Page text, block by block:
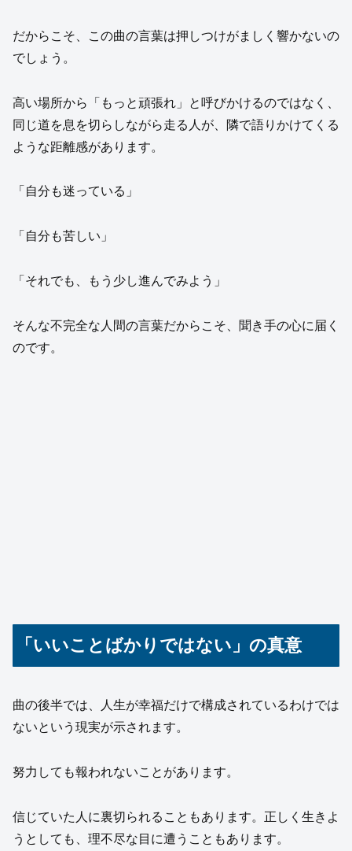
だからこそ、この曲の言葉は押しつけがましく響かないの
でしょう。
高い場所から「もっと頑張れ」と呼びかけるのではなく、
同じ道を息を切らしながら走る人が、隣で語りかけてくる
ような距離感があります。
「自分も迷っている」
「自分も苦しい」
「それでも、もう少し進んでみよう」
そんな不完全な人間の言葉だからこそ、聞き手の心に届く
のです。
「いいことばかりではない」の真意
曲の後半では、人生が幸福だけで構成されているわけでは
ないという現実が示されます。
努力しても報われないことがあります。
信じていた人に裏切られることもあります。正しく生きよ
うとしても、理不尽な目に遭うこともあります。